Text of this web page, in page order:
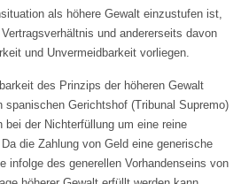
als höhere Gewalt einzustufen ist,
und andererseits davon
und Unvermeidbarkeit vorliegen.
des Prinzips der höheren Gewalt
spanischen Gerichtshof (Tribunal Supremo)
der Nichterfüllung um eine reine
die Zahlung von Geld eine generische
infolge des generellen Vorhandenseins von